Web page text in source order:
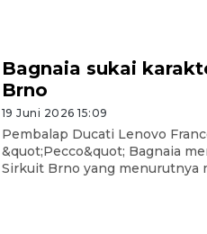
Bagnaia sukai
Brno
19 Juni 2026 15:09
Pembalap Ducati Lenovo
&quot;Pecco&quot; Bagnaia
Sirkuit Brno yang menurutnya
Komisi V
perlintasan
Stasiun